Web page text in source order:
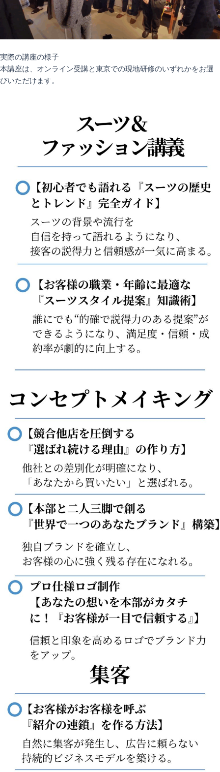
実際の講座の様子
本講座は、オンライン受講と東京での現地研修のいずれかをお選
びいただけます。